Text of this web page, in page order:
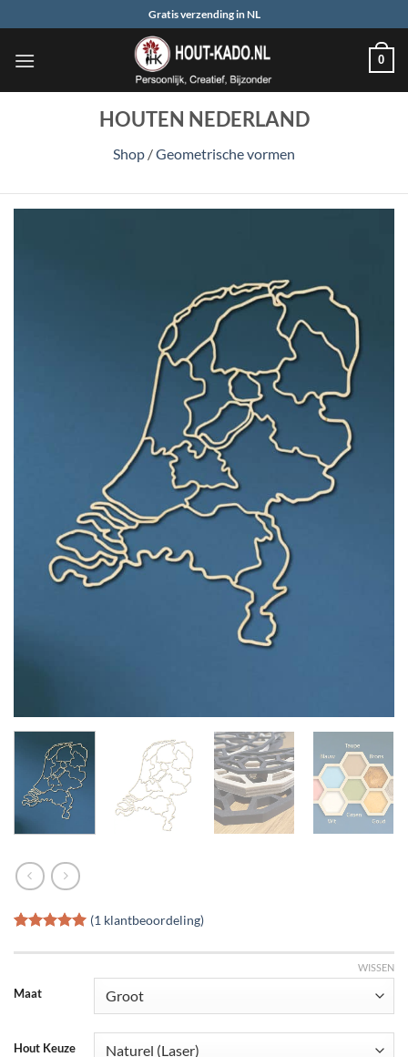
naar
inhoud
Gratis verzending in NL
0
HOUTEN NEDERLAND
Shop /Geometrische vormen
5op 5
op
waardering
(1 klantbeoordeling)
Maat
Hout Keuze
WISSEN